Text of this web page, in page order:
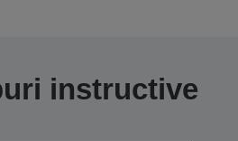
instructive